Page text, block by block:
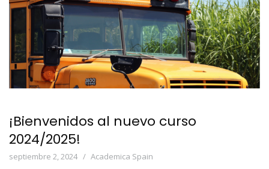
¡Bienvenidos al nuevo curso
2024/2025!
septiembre 2, 2024 Academica Spain